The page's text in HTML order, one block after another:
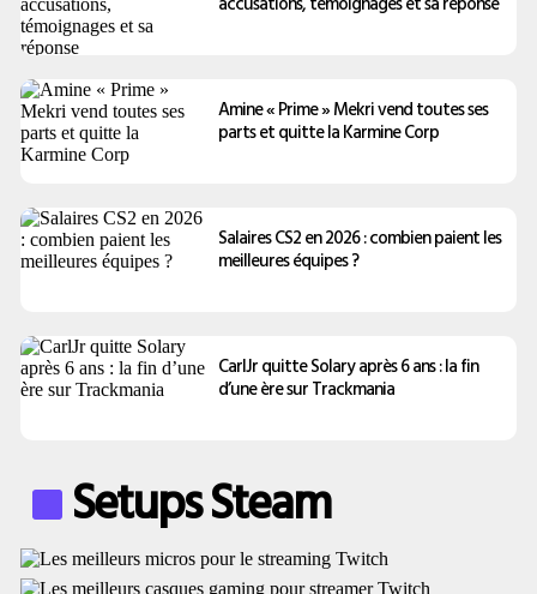
Amine « Prime » Mekri vend toutes ses
parts et quitte la Karmine Corp
Salaires CS2 en 2026 : combien paient les
meilleures équipes ?
CarlJr quitte Solary après 6 ans : la fin
d’une ère sur Trackmania
Setups Steam